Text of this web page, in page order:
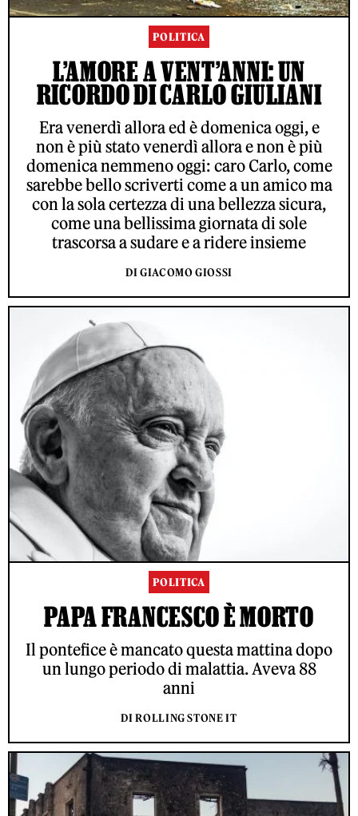
POLITICA
L’AMORE A VENT’ANNI: UN
RICORDO DI CARLO GIULIANI
Era venerdì allora ed è domenica oggi, e
non è più stato venerdì allora e non è più
domenica nemmeno oggi: caro Carlo, come
sarebbe bello scriverti come a un amico ma
con la sola certezza di una bellezza sicura,
come una bellissima giornata di sole
trascorsa a sudare e a ridere insieme
DI GIACOMO GIOSSI
POLITICA
PAPA FRANCESCO È MORTO
Il pontefice è mancato questa mattina dopo
un lungo periodo di malattia. Aveva 88
anni
DI ROLLING STONE IT